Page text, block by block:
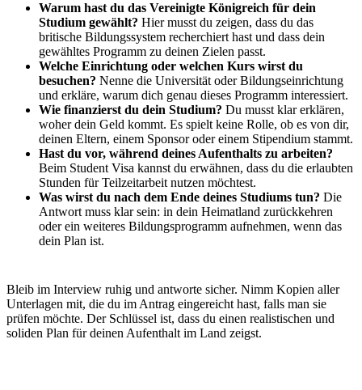
Warum hast du das Vereinigte Königreich für dein
Studium gewählt? Hier musst du zeigen, dass du das
britische Bildungssystem recherchiert hast und dass dein
gewähltes Programm zu deinen Zielen passt.
Welche Einrichtung oder welchen Kurs wirst du
besuchen? Nenne die Universität oder Bildungseinrichtung
und erkläre, warum dich genau dieses Programm interessiert.
Wie finanzierst du dein Studium? Du musst klar erklären,
woher dein Geld kommt. Es spielt keine Rolle, ob es von dir,
deinen Eltern, einem Sponsor oder einem Stipendium stammt.
Hast du vor, während deines Aufenthalts zu arbeiten?
Beim Student Visa kannst du erwähnen, dass du die erlaubten
Stunden für Teilzeitarbeit nutzen möchtest.
Was wirst du nach dem Ende deines Studiums tun? Die
Antwort muss klar sein: in dein Heimatland zurückkehren
oder ein weiteres Bildungsprogramm aufnehmen, wenn das
dein Plan ist.
Bleib im Interview ruhig und antworte sicher. Nimm Kopien aller
Unterlagen mit, die du im Antrag eingereicht hast, falls man sie
prüfen möchte. Der Schlüssel ist, dass du einen realistischen und
soliden Plan für deinen Aufenthalt im Land zeigst.